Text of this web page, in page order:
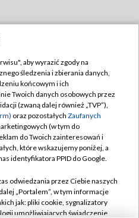
TVP
TVP
prywatności
zgody
aby wyrazić zgody na
śledzenia i zbierania danych,
końcowym i ich
Twoich danych osobowych przez
(zwaną dalej również „TVP”),
oraz pozostałych Zaufanych
(w tym do
do Twoich zainteresowań i
które wskazujemy poniżej, a
identyfikatora PPID do Google.
odwiedzania przez Ciebie naszych
„Portalem”, w tym informacje
jak: pliki cookie, sygnalizatory
umożliwiających świadczenie